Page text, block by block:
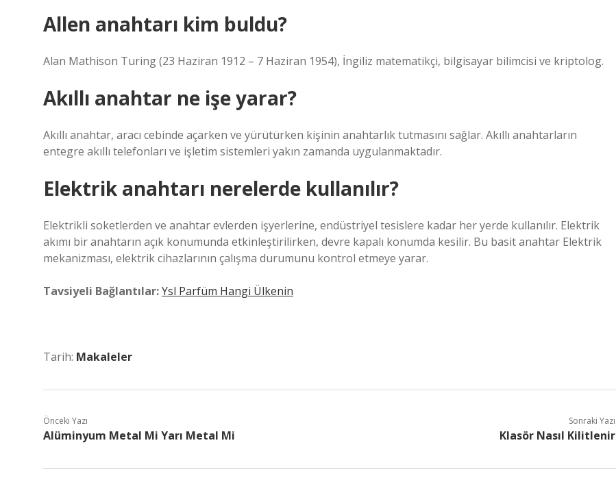
Allen anahtarı kim buldu?
Alan Mathison Turing (23 Haziran 1912 – 7 Haziran 1954), İngiliz matematikçi, bilgisayar bilimcisi ve kriptolog.
Akıllı anahtar ne işe yarar?
Akıllı anahtar, aracı cebinde açarken ve yürütürken kişinin anahtarlık tutmasını sağlar. Akıllı anahtarların
entegre akıllı telefonları ve işletim sistemleri yakın zamanda uygulanmaktadır.
Elektrik anahtarı nerelerde kullanılır?
Elektrikli soketlerden ve anahtar evlerden işyerlerine, endüstriyel tesislere kadar her yerde kullanılır. Elektrik
akımı bir anahtarın açık konumunda etkinleştirilirken, devre kapalı konumda kesilir. Bu basit anahtar Elektrik
mekanizması, elektrik cihazlarının çalışma durumunu kontrol etmeye yarar.
Tavsiyeli Bağlantılar:Ysl Parfüm Hangi Ülkenin
Tarih: Makaleler
Önceki Yazı
Alüminyum Metal Mi Yarı Metal Mi
Sonraki Yazı
Klasör Nasıl Kilitlenir